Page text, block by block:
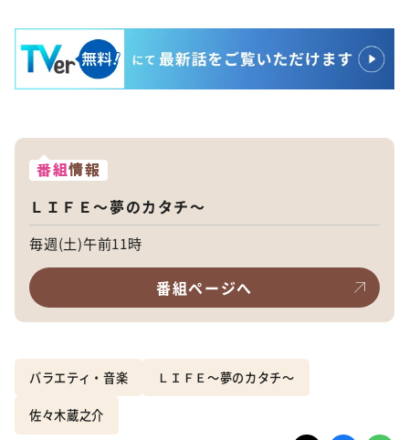
番組情報
ＬＩＦＥ～夢のカタチ～
毎週(土)午前11時
番組ページへ
バラエティ・音楽 ＬＩＦＥ～夢のカタチ～
佐々木蔵之介